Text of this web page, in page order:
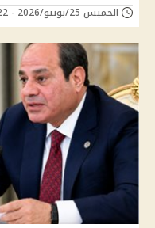
الخميس 25/يونيو/2026 - 12:22 م